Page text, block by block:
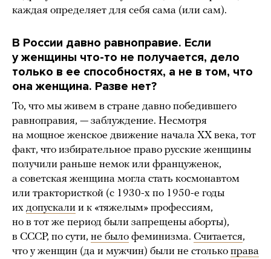
каждая определяет для себя сама (или сам).
В России давно равноправие. Если
у женщины что-то не получается, дело
только в ее способностях, а не в том, что
она женщина. Разве нет?
То, что мы живем в стране давно победившего
равноправия, — заблуждение. Несмотря
на мощное женское движение начала ХХ века, тот
факт, что избирательное право русские женщины
получили раньше немок или француженок,
а советская женщина могла стать космонавтом
или трактористкой (с 1930-х по 1950-е годы
их допускали и к «тяжелым» профессиям,
но в тот же период были запрещены аборты),
в СССР, по сути, не было феминизма. Считается,
что у женщин (да и мужчин) были не столько права